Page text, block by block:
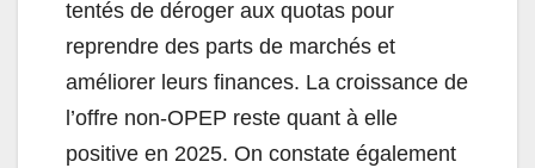
tentés de déroger aux quotas pour
reprendre des parts de marchés et
améliorer leurs finances. La croissance de
l’offre non-OPEP reste quant à elle
positive en 2025. On constate également